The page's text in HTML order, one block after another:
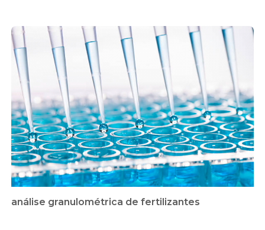
análise granulométrica de fertilizantes